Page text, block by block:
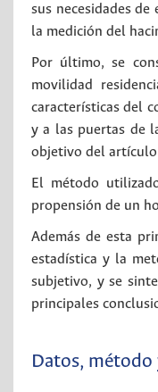
sus necesidades
la medición del
Por último, se
movilidad
características del
y a las puertas de
objetivo del artículo
El método
propensión de un
Además de esta
estadística y la
subjetivo, y se
principales
Datos, método